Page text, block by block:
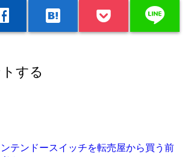
hatenabookmark line
する
テンドースイッチを転売屋から買う前